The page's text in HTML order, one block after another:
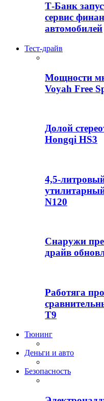
Т-Банк
сервис
автомобилей
Тест-драйв
Мощности
Voyah Free
Долой
Hongqi HS3
4,5-
N120
Снаружи
драйв
Работяга
T9
Тюнинг
Деньги и авто
Безопасность